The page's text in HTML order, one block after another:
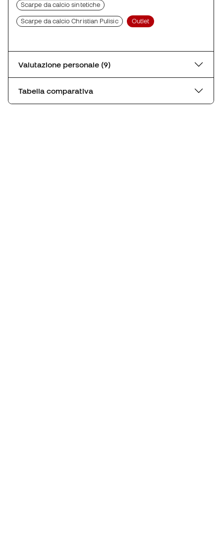
Scarpe da calcio sintetiche
Scarpe da calcio Christian Pulisic Outlet
Valutazione personale (9)
Tabella comparativa